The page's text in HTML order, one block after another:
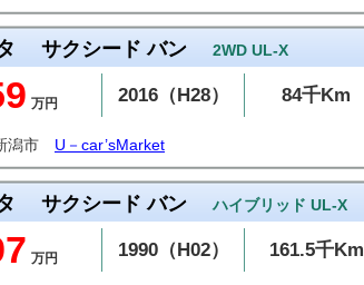
サクシード バン 2WD UL-X
万円 2016（H28） 84千Km
潟市 U－car’sMarket
サクシード バン ハイブリッド UL-X
万円 1990（H02） 161.5千Km